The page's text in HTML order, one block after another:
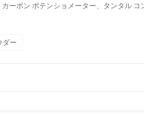
ーボン ポテンショメーター、タンタル コ
ダー